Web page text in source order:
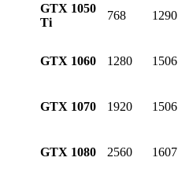
GTX 1050
Ti
768 1290
GTX 1060 1280 1506
GTX 1070 1920 1506
GTX 1080 2560 1607